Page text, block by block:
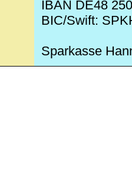
IBAN DE48
BIC/Swift:
Sparkasse